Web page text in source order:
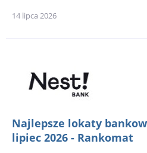
14 lipca 2026
Najlepsze lokaty
lipiec 2026 - Rankomat